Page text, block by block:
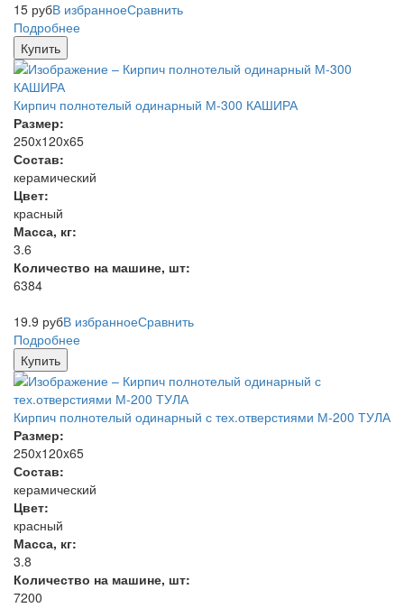
15 рубВ избранноеСравнить
Подробнее
Купить
Кирпич полнотелый одинарный М-300 КАШИРА
Размер:
250x120x65
Состав:
керамический
Цвет:
красный
Масса, кг:
3.6
Количество на машине, шт:
6384
19.9 рубВ избранноеСравнить
Подробнее
Купить
Кирпич полнотелый одинарный с тех.отверстиями М-200 ТУЛА
Размер:
250x120x65
Состав:
керамический
Цвет:
красный
Масса, кг:
3.8
Количество на машине, шт:
7200